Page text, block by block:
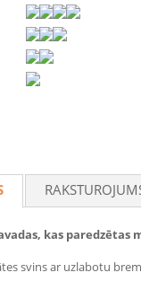
kas paredzētas
svins ar uzlabotu